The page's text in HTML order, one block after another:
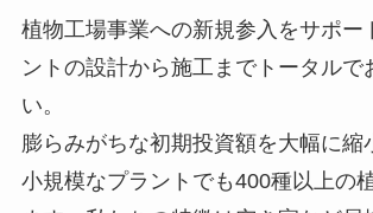
植物工場事業への新規参入をサポー
ントの設計から施工までトータルで
い。
膨らみがちな初期投資額を大幅に縮
小規模なプラントでも400種以上の